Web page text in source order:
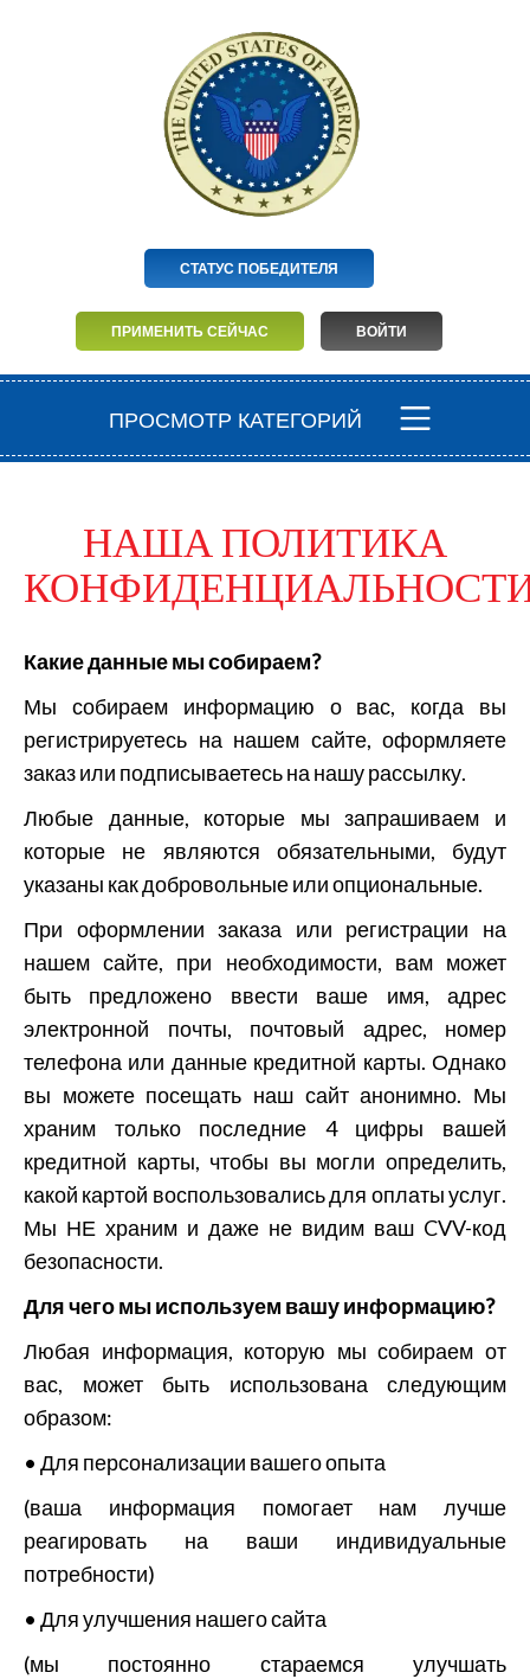
СТАТУС ПОБЕДИТЕЛЯ
ПРИМЕНИТЬ СЕЙЧАС ВОЙТИ
ПРОСМОТР КАТЕГОРИЙ
НАША ПОЛИТИКА
Какие данные мы собираем?
Мы собираем информацию о вас, когда вы
регистрируетесь на нашем сайте, оформляете
заказ или подписываетесь на нашу рассылку.
Любые данные, которые мы запрашиваем и
которые не являются обязательными, будут
указаны как добровольные или опциональные.
При оформлении заказа или регистрации на
нашем сайте, при необходимости, вам может
быть предложено ввести ваше имя, адрес
электронной почты, почтовый адрес, номер
телефона или данные кредитной карты. Однако
вы можете посещать наш сайт анонимно. Мы
храним только последние 4 цифры вашей
кредитной карты, чтобы вы могли определить,
какой картой воспользовались для оплаты услуг.
Мы НЕ храним и даже не видим ваш CVV-код
безопасности.
Для чего мы используем вашу информацию?
Любая информация, которую мы собираем от
вас, может быть использована следующим
образом:
• Для персонализации вашего опыта
(ваша информация помогает нам лучше
реагировать на ваши индивидуальные
потребности)
• Для улучшения нашего сайта
(мы постоянно стараемся улучшать